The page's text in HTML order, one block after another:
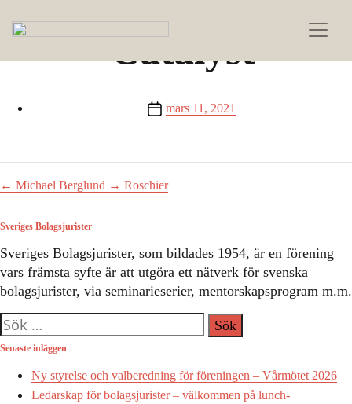
Catalyst
Inläggsdatum
mars 11, 2021
← Michael Berglund → Roschier
Sveriges Bolagsjurister
Sveriges Bolagsjurister, som bildades 1954, är en förening
vars främsta syfte är att utgöra ett nätverk för svenska
bolagsjurister, via seminarieserier, mentorskapsprogram m.m.
Sök
efter:
Senaste inläggen
Ny styrelse och valberedning för föreningen – Vårmötet 2026
Ledarskap för bolagsjurister – välkommen på lunch-